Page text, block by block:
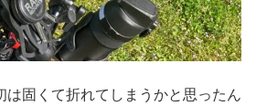
は固くて折れてしまうかと思ったん